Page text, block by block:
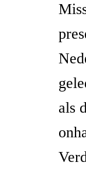
als